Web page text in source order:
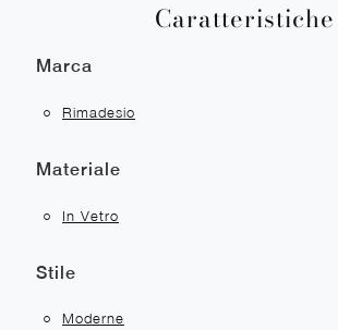
Caratteristiche
Marca
Rimadesio
Materiale
In Vetro
Stile
Moderne